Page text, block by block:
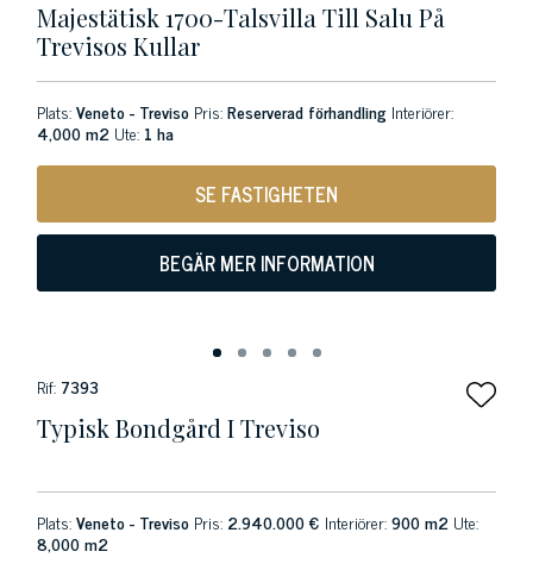
Majestätisk 1700-Talsvilla Till Salu På
Trevisos Kullar
Plats:Veneto - Treviso Pris:Reserverad förhandling Interiörer:
4,000 m2 Ute: 1 ha
SE FASTIGHETEN
BEGÄR MER INFORMATION
Rif: 7393
Typisk Bondgård I Treviso
Plats:Veneto - Treviso Pris: 2.940.000 € Interiörer:900 m2 Ute:
8,000 m2